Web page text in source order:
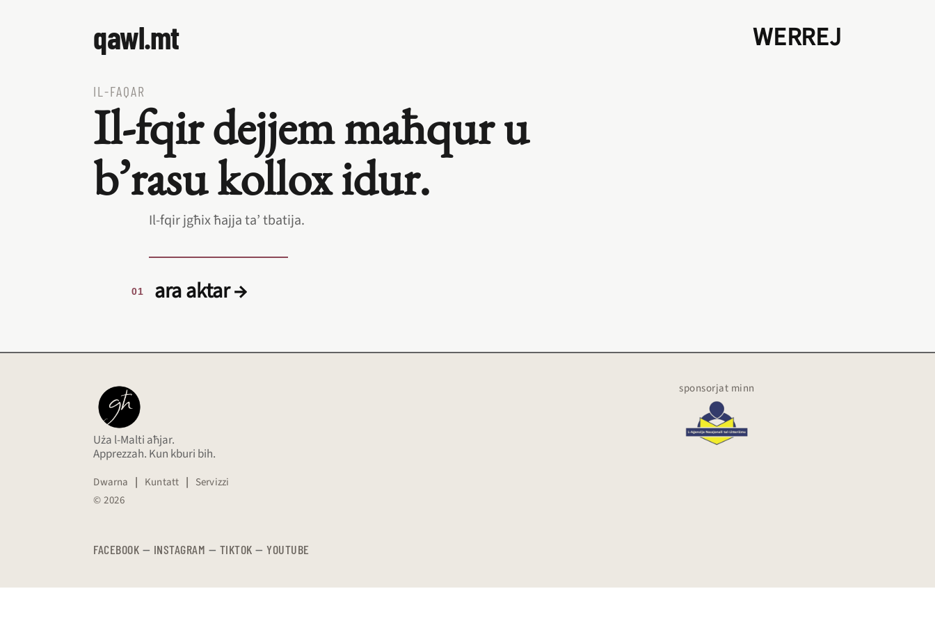
qawl.mt WERREJ
IL‑FAQAR
Il‑fqir dejjem maħqur u
b’rasu kollox idur.
Il‑fqir jgħix ħajja ta’ tbatija.
ara aktar →
Uża l-Malti aħjar.
Apprezzah. Kun kburi bih.
Dwarna | Kuntatt | Servizzi
© 2026
FACEBOOK — INSTAGRAM — TIKTOK — YOUTUBE
sponsorjat minn